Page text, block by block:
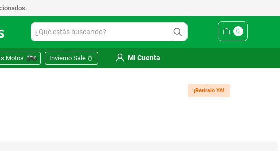
¿Qué estás buscando? 0
Motos Invierno Sale ☃️ Mi Cuenta
¡Retíralo YA!